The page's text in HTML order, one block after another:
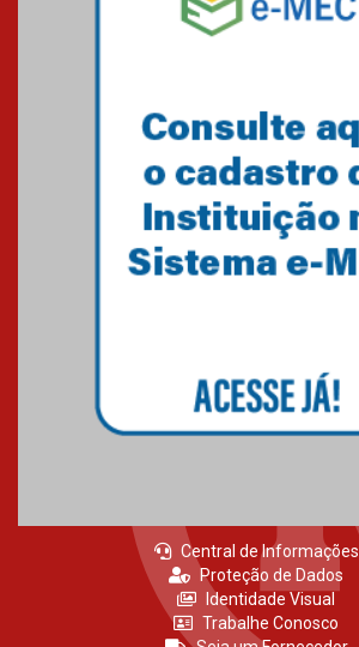
Central de Informações
Proteção de Dados
Identidade Visual
Trabalhe Conosco